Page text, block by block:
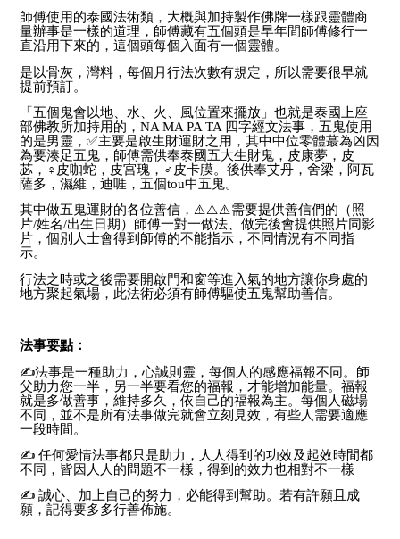
師傅使用的泰國法術類，大概與加持製作佛牌一樣跟靈體商
量辦事是一樣的道理， 師傅藏有五個頭是早年間師傅修行一
直沿用下來的，這個頭每個入面有一個靈體。
是以骨灰，灣料，每個月行法次數有規定，所以需要很早就
提前預訂。
「五個鬼會以地、水、火、風位置來擺放」也就是泰國上座
部佛教所加持用的，NA MA PA TA 四字經文法事，五鬼使用
的是男靈， ✅主要是啟生財運財之用，其中中位零體蕞為凶因
為要湊足五鬼， 師傅需供奉泰國五大生財鬼，皮康夢，皮
苾， ♀️ 皮咖蛇，皮宮瑰， ♂️ 皮卡膜。後供奉艾丹，舍梁，阿瓦
薩多，濕維，迪啀，五個tou中五鬼。
其中做五鬼運財的各位善信， ⚠️⚠️⚠️需要提供善信們的（照
片/姓名/出生日期）師傅一對一做法、做完後會提供照片同影
片，個別人士會得到師傅的不能指示，不同情況有不同指
示。
行法之時或之後需要開啟門和窗等進入氣的地方讓你身處的
地方聚起氣場，此法術必須有師傅驅使五鬼幫助善信。
法事要點：
✍法事是一種助力，心誠則靈，每個人的感應福報不同。師
父助力您一半，另一半要看您的福報，才能增加能量。福報
就是多做善事，維持多久，依自己的福報為主。每個人磁場
不同，並不是所有法事做完就會立刻見效，有些人需要適應
一段時間。
✍ 任何愛情法事都只是助力，人人得到的功效及起效時間都
不同，皆因人人的問題不一樣，得到的效力也相對不一樣
✍ 誠心、加上自己的努力，必能得到幫助。若有許願且成
願，記得要多多行善佈施。